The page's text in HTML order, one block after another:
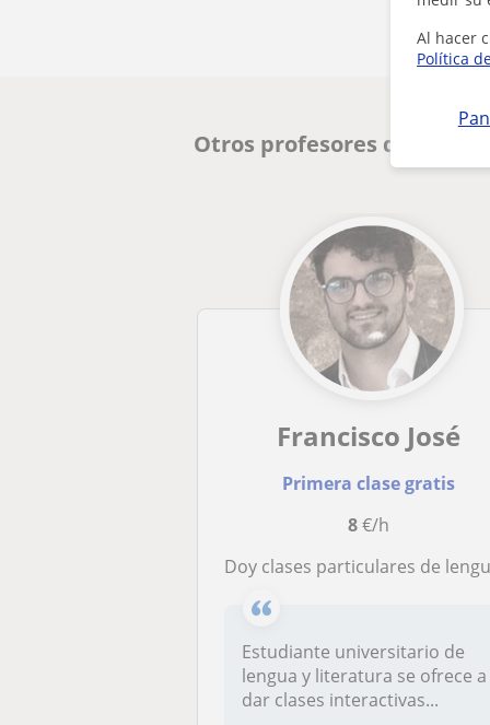
Al hacer
Política
Otros profesores de
Francisco José
Primera clase gratis
8€/h
Doy clases particulares de lengua y literatura, alumnos de todos los niveles y edades, también ayudo a extranjeros
Estudiante universitario de
lengua y literatura se ofrece a
dar clases interactivas...